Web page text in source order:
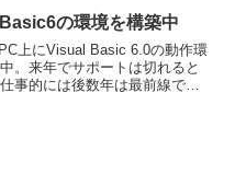
の環境を構築中
上にVisual Basic 6.0の動作環
。来年でサポートは切れると
事的には後数年は最前線で使